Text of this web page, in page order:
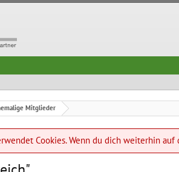
Mitglieder
Cookies. Wenn du dich weiterhin